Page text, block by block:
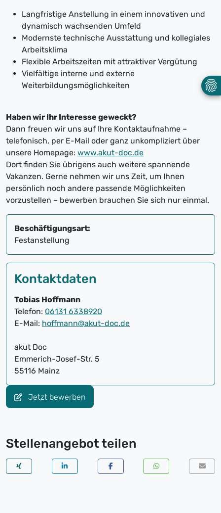
Langfristige Anstellung in einem innovativen und
dynamisch wachsenden Umfeld
Modernste technische Ausstattung und kollegiales
Arbeitsklima
Flexible Arbeitszeiten mit attraktiver Vergütung
Vielfältige interne und externe
Weiterbildungsmöglichkeiten
Haben wir Ihr Interesse geweckt?
Dann freuen wir uns auf Ihre Kontaktaufnahme –
telefonisch, per E-Mail oder ganz unkompliziert über
unsere Homepage: www.akut-doc.de
Dort finden Sie übrigens auch weitere spannende
Vakanzen. Gerne nehmen wir uns Zeit, um Ihnen
persönlich noch andere passende Möglichkeiten
vorzustellen – bewerben brauchen Sie sich nur einmal.
Beschäftigungsart:
Festanstellung
Kontaktdaten
Tobias Hoffmann
Telefon: 06131 6338920
E-Mail: hoffmann@akut-doc.de
akut Doc
Emmerich-Josef-Str. 5
55116 Mainz
Jetzt bewerben
Stellenangebot teilen